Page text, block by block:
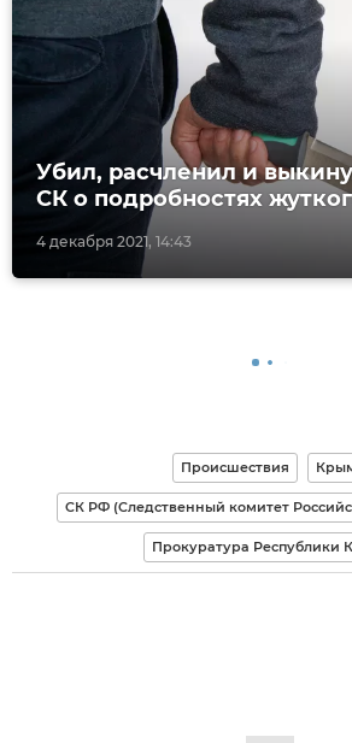
4 декабря 2021, 14:43
Убил, расчленил и
СК о подробностях
Происшествия
СК РФ (Следственный комитет
Прокуратура Республики